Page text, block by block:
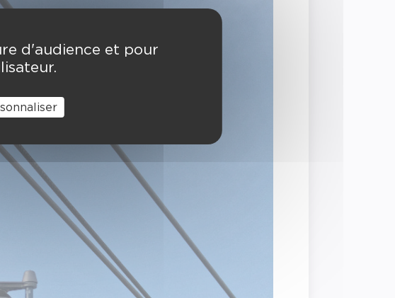
d'audience et pour